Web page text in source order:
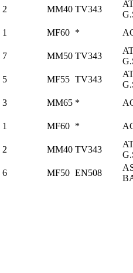
2 MM40 TV343
1 MF60 *
7 MM50 TV343
5 MF55 TV343
3 MM65 *
1 MF60 *
2 MM40 TV343
6 MF50 EN508